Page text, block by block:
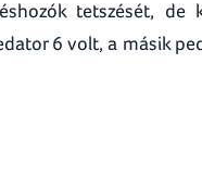
tetszését, de
6 volt, a másik